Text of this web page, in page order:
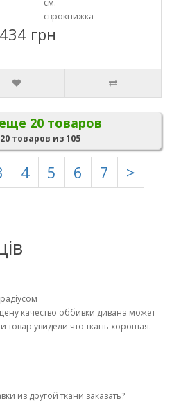
см.
єврокнижка
грн
20 товаров
товаров из 105
4 5 6 7
>
качество оббивки дивана может
товар увидели что ткань хорошая.
из другой ткани заказать?